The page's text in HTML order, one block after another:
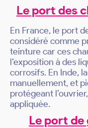
Le port des
En France, le port
considéré comme
teinture car ces
l’exposition à des
corrosifs. En Inde,
manuellement, et
protégeant
appliquée.
Le port